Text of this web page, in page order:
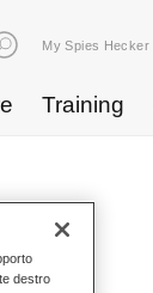
My Spies Hecker
Training
destro